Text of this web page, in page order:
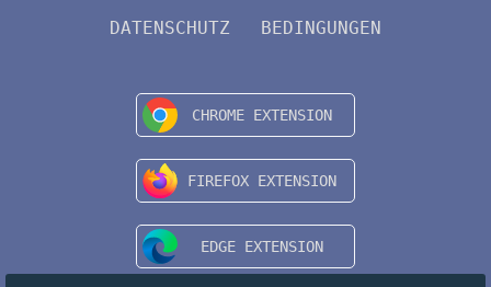
DATENSCHUTZ BEDINGUNGEN